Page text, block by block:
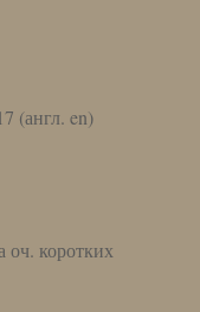
(англ. en)
коротких